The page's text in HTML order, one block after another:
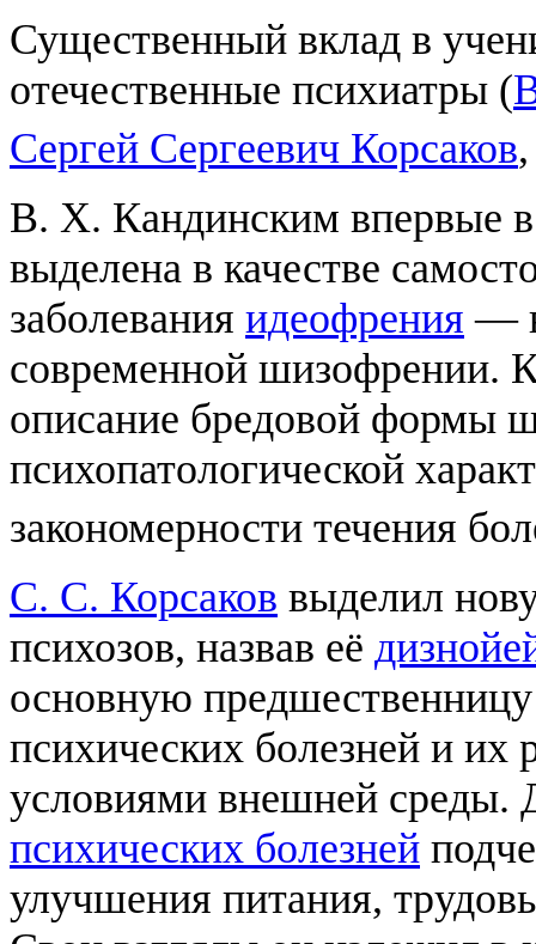
Существенный вклад в
отечественные психиатры (
Сергей Сергеевич Корсаков
В. Х. Кандинским впервые
выделена в качестве
заболевания идеофрения —
современной шизофрении.
описание бредовой формы
психопатологической
закономерности течения
С. С. Корсаков выделил
психозов, назвав её
основную
психических болезней и их
условиями внешней среды.
психических болезней
улучшения питания,